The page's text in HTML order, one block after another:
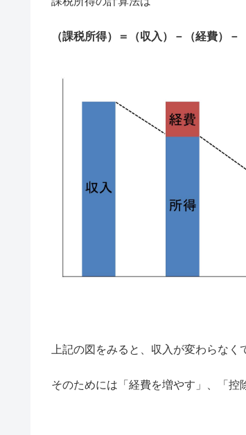
（課税所得）＝（収入）－（経費）－
上記の図をみると、収入が変わらな
そのためには「経費を増やす」、「控